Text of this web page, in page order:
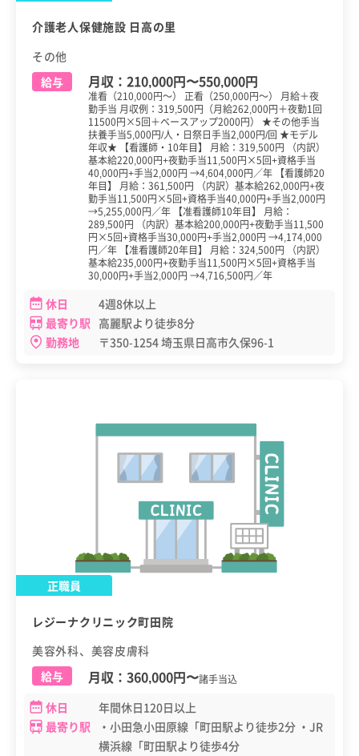
介護老人保健施設 日高の里
その他
給与
月収： 210,000円〜550,000円
准看（210,000円～） 正看（250,000円～） 月給＋夜
勤手当 月収例：319,500円（月給262,000円＋夜勤1回
11500円×5回＋ベースアップ2000円） ★その他手当
扶養手当5,000円/人・日祭日手当2,000円/回 ★モデル
年収★ 【看護師・10年目】 月給：319,500円 （内訳）
基本給220,000円+夜勤手当11,500円×5回+資格手当
40,000円+手当2,000円 →4,604,000円／年 【看護師20
年目】 月給：361,500円 （内訳）基本給262,000円+夜
勤手当11,500円×5回+資格手当40,000円+手当2,000円
→5,255,000円／年 【准看護師10年目】 月給：
289,500円 （内訳）基本給200,000円+夜勤手当11,500
円×5回+資格手当30,000円+手当2,000円 →4,174,000
円／年 【准看護師20年目】 月給：324,500円 （内訳）
基本給235,000円+夜勤手当11,500円×5回+資格手当
30,000円+手当2,000円 →4,716,500円／年
休日
4週8休以上
最寄り駅 高麗駅より徒歩8分
勤務地
〒350-1254 埼玉県日高市久保96-1
正職員
レジーナクリニック町田院
美容外科、美容皮膚科
給与
月収： 360,000円〜諸手当込
休日
年間休日120日以上
最寄り駅
・小田急小田原線「町田駅より徒歩2分 ・JR
横浜線「町田駅より徒歩4分